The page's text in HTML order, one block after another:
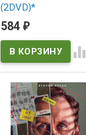
(2DVD)*
В наличии
584 ₽
